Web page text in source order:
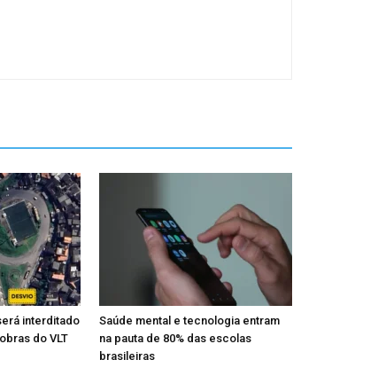
interditado
do VLT
Saúde mental e tecnologia entram
na pauta de 80% das escolas
brasileiras